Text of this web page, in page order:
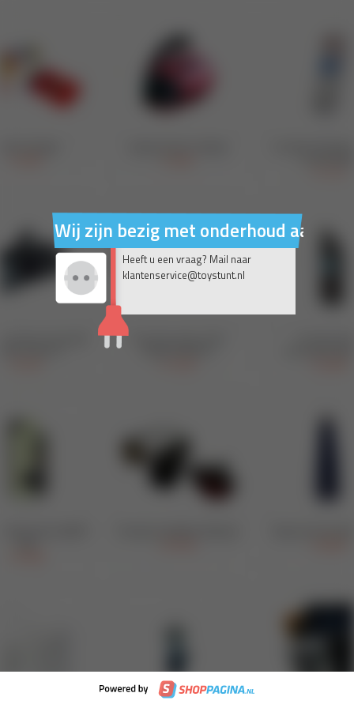
Wij zijn bezig met onderhoud aan
Heeft u een vraag? Mail naar
klantenservice@toystunt.nl